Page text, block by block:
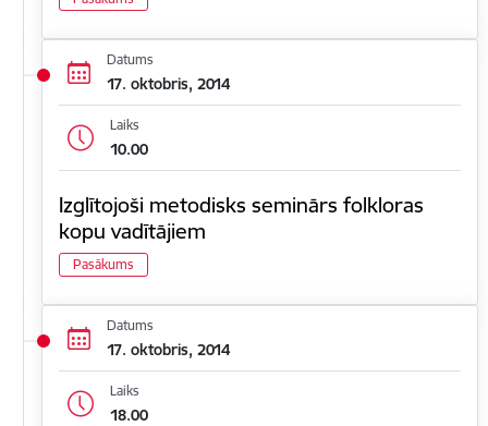
Datums
17. oktobris, 2014
Laiks
10.00
Izglītojoši metodisks seminārs folkloras
kopu vadītājiem
Pasākums
Datums
17. oktobris, 2014
Laiks
18.00